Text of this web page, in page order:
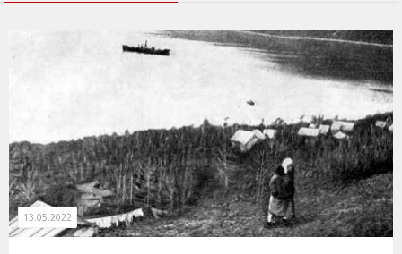
13.05.2022